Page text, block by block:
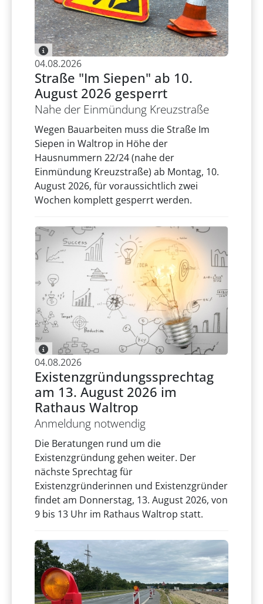
04.08.2026
Straße "Im Siepen" ab 10.
August 2026 gesperrt
Nahe der Einmündung Kreuzstraße
Wegen Bauarbeiten muss die Straße Im
Siepen in Waltrop in Höhe der
Hausnummern 22/24 (nahe der
Einmündung Kreuzstraße) ab Montag, 10.
August 2026, für voraussichtlich zwei
Wochen komplett gesperrt werden.
04.08.2026
Existenzgründungssprechtag
am 13. August 2026 im
Rathaus Waltrop
Anmeldung notwendig
Die Beratungen rund um die
Existenzgründung gehen weiter. Der
nächste Sprechtag für
Existenzgründerinnen und Existenzgründer
findet am Donnerstag, 13. August 2026, von
9 bis 13 Uhr im Rathaus Waltrop statt.